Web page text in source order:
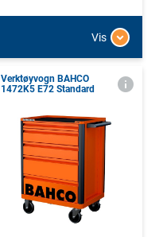
Vis
Verktøyvogn BAHCO
1472K5 E72 Standard